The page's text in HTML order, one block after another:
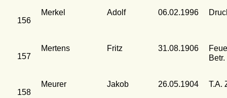
156
Merkel Adolf 06.02.1996
157
Mertens Fritz 31.08.1906
Betr.
158
Meurer Jakob 26.05.1904 T.A.